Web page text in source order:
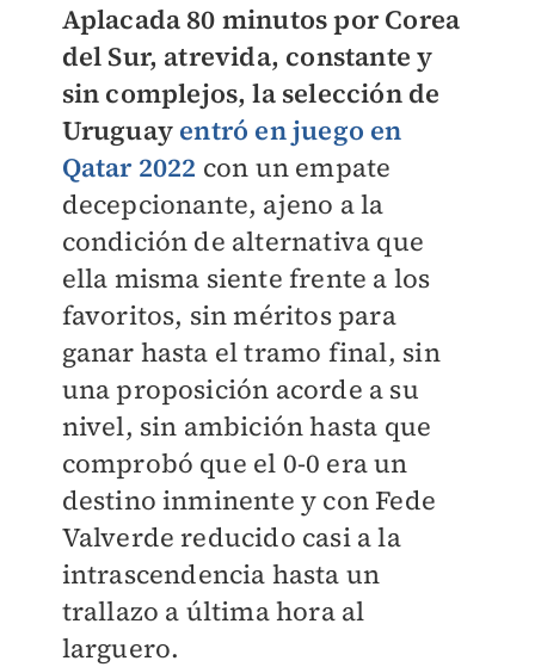
Aplacada 80 minutos por Corea
del Sur, atrevida, constante y
sin complejos, la selección de
Uruguay entró en juego en
Qatar 2022 con un empate
decepcionante, ajeno a la
condición de alternativa que
ella misma siente frente a los
favoritos, sin méritos para
ganar hasta el tramo final, sin
una proposición acorde a su
nivel, sin ambición hasta que
comprobó que el 0-0 era un
destino inminente y con Fede
Valverde reducido casi a la
intrascendencia hasta un
trallazo a última hora al
larguero.